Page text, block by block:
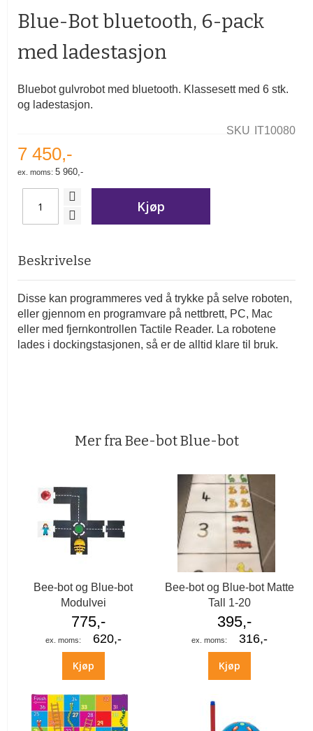
av
Blue-Bot bluetooth, 6-pack
med ladestasjon
Bluebot gulvrobot med bluetooth. Klassesett med 6 stk.
og ladestasjon.
SKU IT10080
7 450,-
5 960,-
Kjøp
Beskrivelse
Disse kan programmeres ved å trykke på selve roboten,
eller gjennom en programvare på nettbrett, PC, Mac
eller med fjernkontrollen Tactile Reader. La robotene
lades i dockingstasjonen, så er de alltid klare til bruk.
Mer fra Bee-bot Blue-bot
Bee-bot og Blue-bot
Modulvei
775,-
620,-
Kjøp
Bee-bot og Blue-bot Matte
Tall 1-20
395,-
316,-
Kjøp